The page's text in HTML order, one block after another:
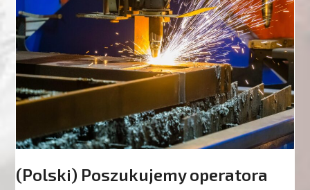
(Polski) Poszukujemy operatora